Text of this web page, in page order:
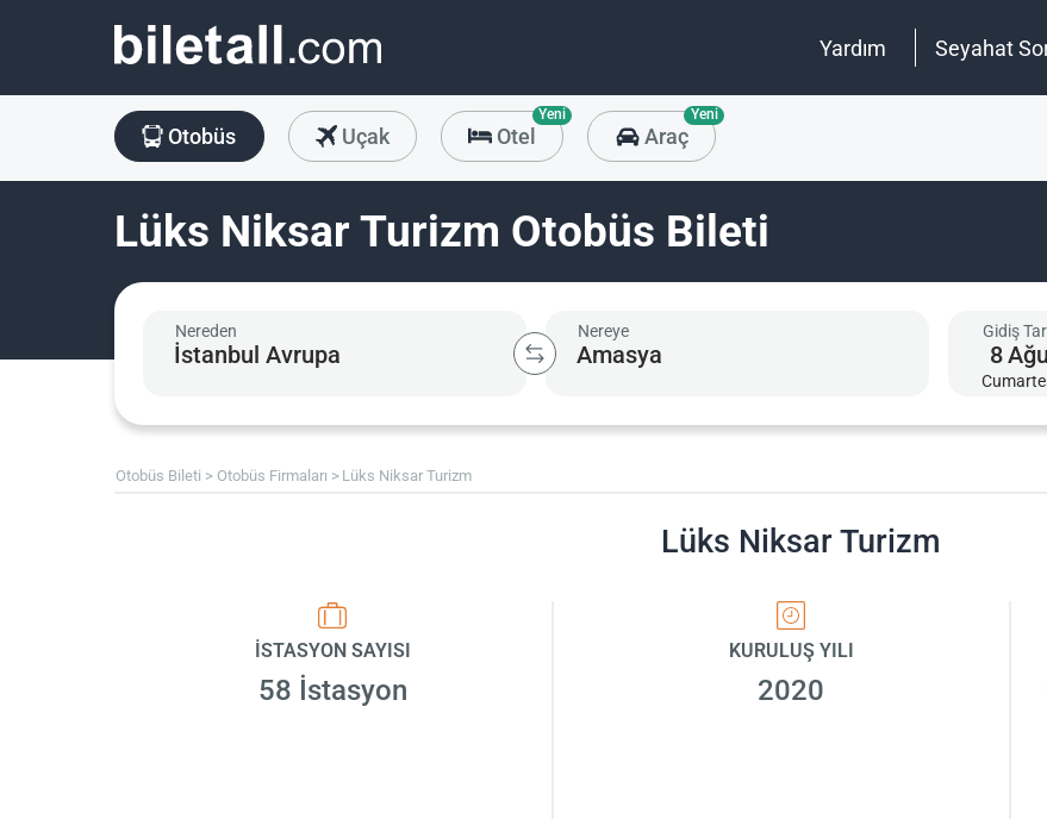
Yardım Seyahat
Otobüs Uçak Otel
Yeni
Araç
Yeni
Lüks Niksar Turizm Otobüs Bileti
Nereden Nereye Gidiş
8Ağu
Otobüs Bileti Otobüs Firmaları Lüks Niksar Turizm
Lüks Niksar Turizm
İSTASYON SAYISI
58 İstasyon
KURULUŞ YILI
2020